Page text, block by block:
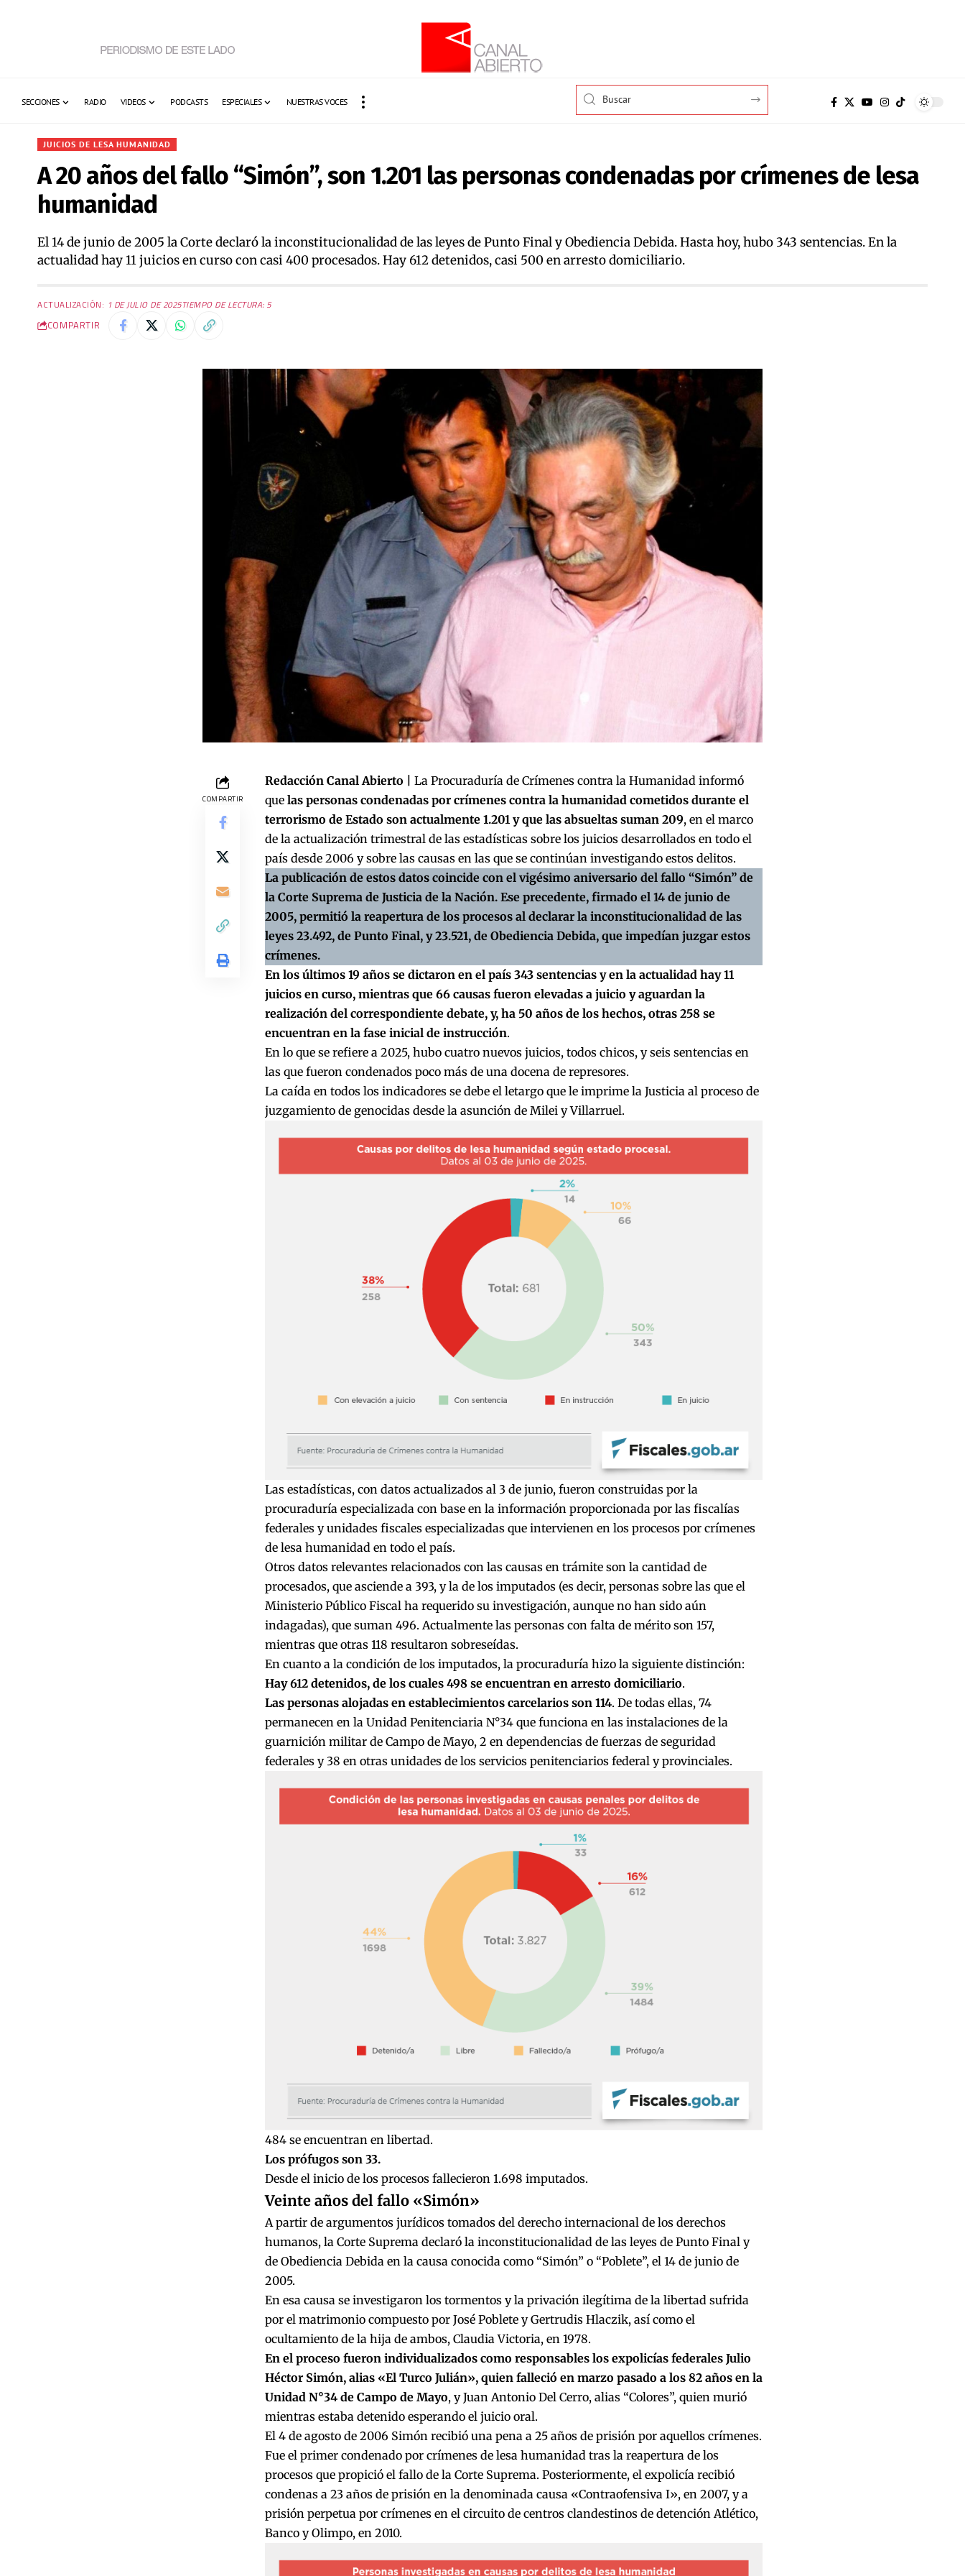
SECCIONES RADIO VIDEOS PODCASTS ESPECIALES NUESTRAS VOCES
JUICIOS DE LESA HUMANIDAD
A 20 años del fallo “Simón”, son 1.201 las personas condenadas por crímenes de lesa
humanidad
El 14 de junio de 2005 la Corte declaró la inconstitucionalidad de las leyes de Punto Final y Obediencia Debida. Hasta hoy, hubo 343 sentencias. En la
actualidad hay 11 juicios en curso con casi 400 procesados. Hay 612 detenidos, casi 500 en arresto domiciliario.
ACTUALIZACIÓN: 1 DE JULIO DE 2025TIEMPO DE LECTURA: 5
COMPARTIR
COMPARTIR
Redacción Canal Abierto |
La Procuraduría de Crímenes contra la Humanidad informó
que las personas condenadas por crímenes contra la humanidad cometidos durante el
terrorismo de Estado son actualmente 1.201 y que las absueltas suman 209, en el marco
de la actualización trimestral de las estadísticas sobre los juicios desarrollados en todo el
país desde 2006 y sobre las causas en las que se continúan investigando estos delitos.
La publicación de estos datos coincide con el vigésimo aniversario del fallo “Simón” de
la Corte Suprema de Justicia de la Nación. Ese precedente, firmado el 14 de junio de
2005, permitió la reapertura de los procesos al declarar la inconstitucionalidad de las
leyes 23.492, de Punto Final, y 23.521, de Obediencia Debida, que impedían juzgar estos
crímenes.
En los últimos 19 años se dictaron en el país 343 sentencias y en la actualidad hay 11
juicios en curso, mientras que 66 causas fueron elevadas a juicio y aguardan la
realización del correspondiente debate, y, ha 50 años de los hechos, otras 258 se
encuentran en la fase inicial de instrucción.
En lo que se refiere a 2025, hubo cuatro nuevos juicios, todos chicos, y seis sentencias en
las que fueron condenados poco más de una docena de represores.
La caída en todos los indicadores se debe el letargo que le imprime la Justicia al proceso de
juzgamiento de genocidas desde la asunción de Milei y Villarruel.
Las estadísticas, con datos actualizados al 3 de junio, fueron construidas por la
procuraduría especializada con base en la información proporcionada por las fiscalías
federales y unidades fiscales especializadas que intervienen en los procesos por crímenes
de lesa humanidad en todo el país.
Otros datos relevantes relacionados con las causas en trámite son la cantidad de
procesados, que asciende a 393, y la de los imputados (es decir, personas sobre las que el
Ministerio Público Fiscal ha requerido su investigación, aunque no han sido aún
indagadas), que suman 496. Actualmente las personas con falta de mérito son 157,
mientras que otras 118 resultaron sobreseídas.
En cuanto a la condición de los imputados, la procuraduría hizo la siguiente distinción:
Hay 612 detenidos, de los cuales 498 se encuentran en arresto domiciliario.
Las personas alojadas en establecimientos carcelarios son 114. De todas ellas, 74
permanecen en la Unidad Penitenciaria N°34 que funciona en las instalaciones de la
guarnición militar de Campo de Mayo, 2 en dependencias de fuerzas de seguridad
federales y 38 en otras unidades de los servicios penitenciarios federal y provinciales.
484 se encuentran en libertad.
Los prófugos son 33.
Desde el inicio de los procesos fallecieron 1.698 imputados.
Veinte años del fallo «Simón»
A partir de argumentos jurídicos tomados del derecho internacional de los derechos
humanos, la Corte Suprema declaró la inconstitucionalidad de las leyes de Punto Final y
de Obediencia Debida en la causa conocida como “Simón” o “Poblete”, el 14 de junio de
2005.
En esa causa se investigaron los tormentos y la privación ilegítima de la libertad sufrida
por el matrimonio compuesto por José Poblete y Gertrudis Hlaczik, así como el
ocultamiento de la hija de ambos, Claudia Victoria, en 1978.
En el proceso fueron individualizados como responsables los expolicías federales Julio
Héctor Simón, alias «El Turco Julián», quien falleció en marzo pasado a los 82 años en la
Unidad N°34 de Campo de Mayo, y Juan Antonio Del Cerro, alias “Colores”, quien murió
mientras estaba detenido esperando el juicio oral.
El 4 de agosto de 2006 Simón recibió una pena a 25 años de prisión por aquellos crímenes.
Fue el primer condenado por crímenes de lesa humanidad tras la reapertura de los
procesos que propició el fallo de la Corte Suprema. Posteriormente, el expolicía recibió
condenas a 23 años de prisión en la denominada causa «Contraofensiva I», en 2007, y a
prisión perpetua por crímenes en el circuito de centros clandestinos de detención Atlético,
Banco y Olimpo, en 2010.